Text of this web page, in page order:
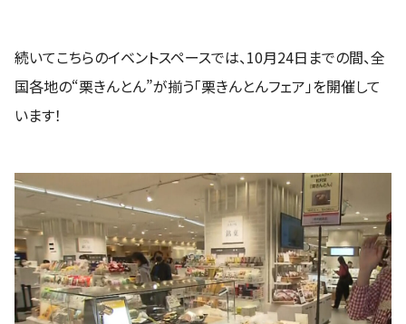
続いてこちらのイベントスペースでは、10月24日までの間、全
国各地の“栗きんとん”が揃う「栗きんとんフェア」を開催して
います！